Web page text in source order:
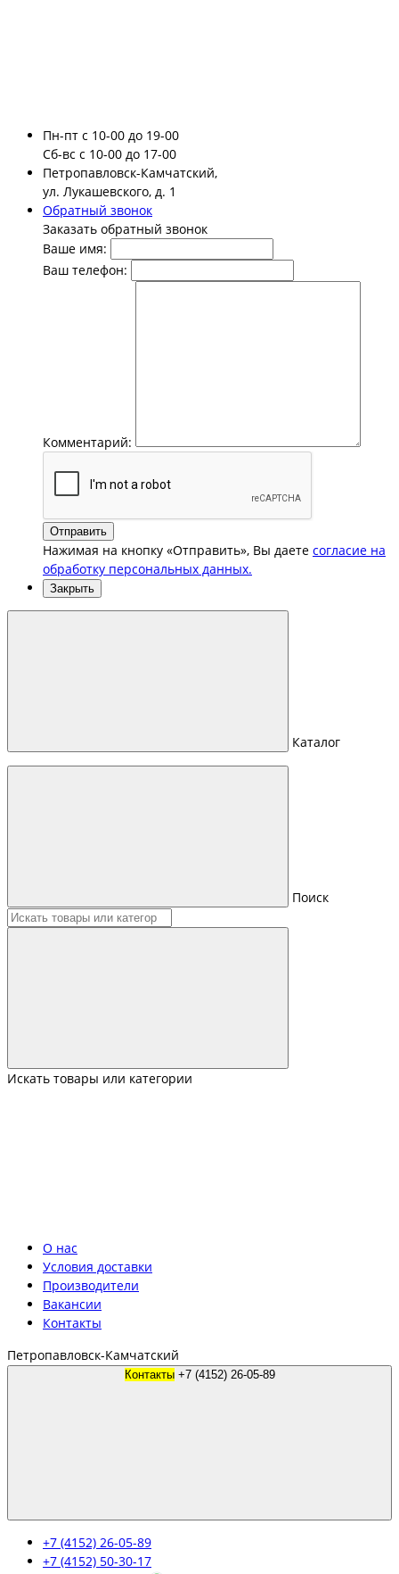
Пн-пт с 10-00 до 19-00
Сб-вс с 10-00 до 17-00
Петропавловск-Камчатский,
ул. Лукашевского, д. 1
Обратный звонок
Заказать обратный звонок
Ваше имя:
Ваш телефон:
Комментарий:
Отправить
Нажимая на кнопку «Отправить», Вы даете согласие на
обработку персональных данных.
Закрыть
Каталог
Поиск
Искать товары или категории
О нас
Условия доставки
Производители
Вакансии
Контакты
Петропавловск-Камчатский
Контакты +7 (4152) 26-05-89
+7 (4152) 26-05-89
+7 (4152) 50-30-17